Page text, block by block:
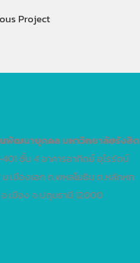
Project
พัฒนาบุคคลมหาวิทยาลัยรังสิต
ชั้น 4 อาคารอาทิตย์ อุไรรัตน์
.เมืองเอก ถ.พหลโยธิน ต.หลักหก
อ.เมือง จ.ปทุมธานี 12000